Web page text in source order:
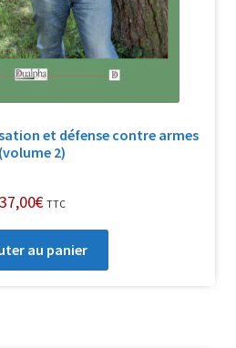
et défense contre armes
(volume 2)
37,00€ TTC
au panier